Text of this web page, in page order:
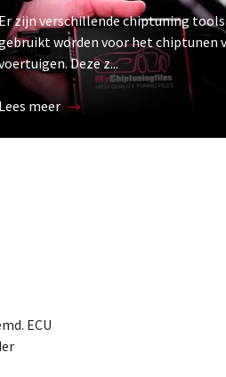
Er zijn verschillende chiptuning
worden voor het chiptunen
Deze z...
Lees meer
ECU